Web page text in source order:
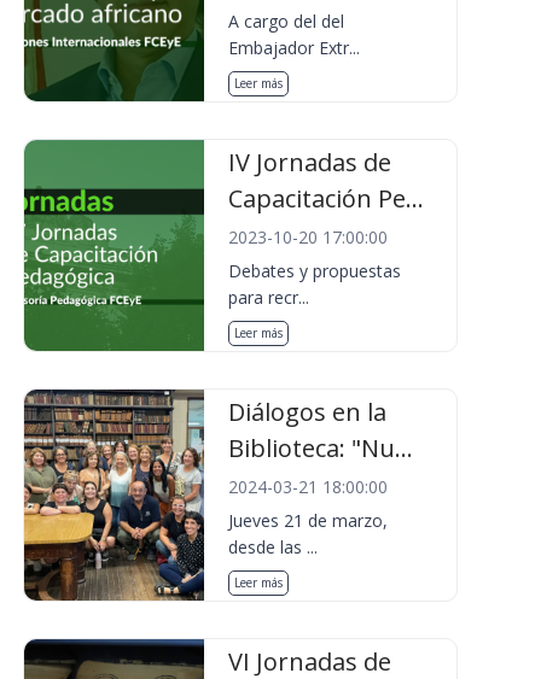
A cargo del del
Embajador Extr...
Leer más
IV Jornadas de
Capacitación Pe...
2023-10-20 17:00:00
Debates y propuestas
para recr...
Leer más
Diálogos en la
Biblioteca: "Nu...
2024-03-21 18:00:00
Jueves 21 de marzo,
desde las ...
Leer más
VI Jornadas de